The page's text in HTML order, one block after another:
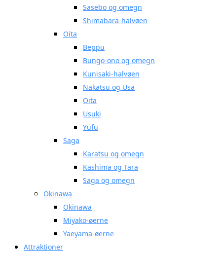
Sasebo og omegn
Shimabara-halvøen
Oita
Beppu
Bungo-ono og omegn
Kunisaki-halvøen
Nakatsu og Usa
Oita
Usuki
Yufu
Saga
Karatsu og omegn
Kashima og Tara
Saga og omegn
Okinawa
Okinawa
Miyako-øerne
Yaeyama-øerne
Attraktioner